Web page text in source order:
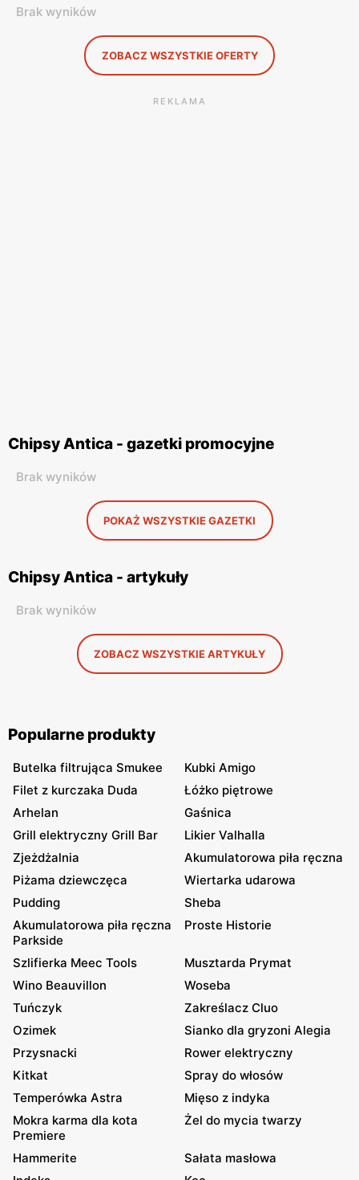
Brak wyników
ZOBACZ WSZYSTKIE OFERTY
REKLAMA
Chipsy Antica - gazetki promocyjne
Brak wyników
POKAŻ WSZYSTKIE GAZETKI
Chipsy Antica - artykuły
Brak wyników
ZOBACZ WSZYSTKIE ARTYKUŁY
Popularne produkty
Butelka filtrująca Smukee
Kubki Amigo
Filet z kurczaka Duda
Łóżko piętrowe
Arhelan
Gaśnica
Grill elektryczny Grill Bar
Likier Valhalla
Zjeżdżalnia
Akumulatorowa piła ręczna
Piżama dziewczęca
Wiertarka udarowa
Pudding
Sheba
Akumulatorowa piła ręczna
Parkside
Proste Historie
Szlifierka Meec Tools
Musztarda Prymat
Wino Beauvillon
Woseba
Tuńczyk
Zakreślacz Cluo
Ozimek
Sianko dla gryzoni Alegia
Przysnacki
Rower elektryczny
Kitkat
Spray do włosów
Temperówka Astra
Mięso z indyka
Mokra karma dla kota
Premiere
Żel do mycia twarzy
Hammerite
Sałata masłowa